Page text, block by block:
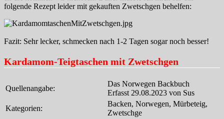
folgende Rezept leider mit gekauften Zwetschgen behelfen:
Fazit: Sehr lecker, schmecken nach 1-2 Tagen sogar noch besser!
Kardamom-Teigtaschen mit Zwetschgen
Quellenangabe:
Das Norwegen Backbuch
Erfasst 29.08.2023 von Sus
Kategorien:
Backen, Norwegen, Mürbeteig,
Zwetschge